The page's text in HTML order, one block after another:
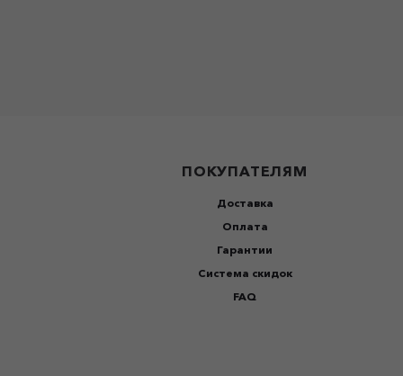
ПОКУПАТЕЛЯМ
Доставка
Оплата
Гарантии
Система скидок
FAQ